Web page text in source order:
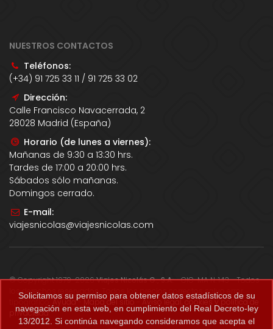
NUESTROS CONTACTOS
Teléfonos:
(+34) 91 725 33 11 / 91 725 33 02
Dirección:
Calle Francisco Navacerrada, 2
28028 Madrid (España)
Horario (de lunes a viernes):
Mañanas de 9:30 a 13:30 hrs.
Tardes de 17:00 a 20:00 hrs.
Sábados sólo mañanas.
Domingos cerrado.
E-mail:
viajesnicolas@viajesnicolas.com
© Copyright 1979-2026Viajes Nicolás G., S.A.- CIC-MA N. 143 - Todos
los derechos reservados. Todos los precios correctos salvo error
tipográfico.Ayuda -Mapa del sitio-Aviso legal, cookies y política de
privacidad.
Solicitamos su permiso para obtener datos estadísticos de su
navegación en esta web, en cumplimiento del Real Decreto-ley
13/2012. Si continúa navegando consideramos que acepta el